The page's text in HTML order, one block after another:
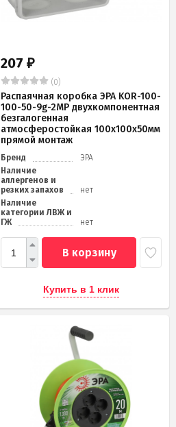
207₽
(0)
Распаячная коробка ЭРА KOR-100-
100-50-9g-2MP двухкомпонентная
безгалогенная
атмосферостойкая 100х100х50мм
прямой монтаж
Бренд
ЭРА
Наличие
аллергенов и
резких запахов
нет
Наличие
категории ЛВЖ и
ГЖ
нет
В корзину
Купить в 1 клик